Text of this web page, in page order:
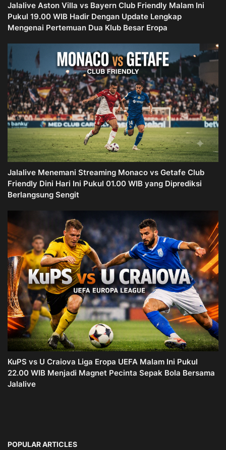
Jalalive Aston Villa vs Bayern Club Friendly Malam Ini
Pukul 19.00 WIB Hadir Dengan Update Lengkap
Mengenai Pertemuan Dua Klub Besar Eropa
Jalalive Menemani Streaming Monaco vs Getafe Club
Friendly Dini Hari Ini Pukul 01.00 WIB yang Diprediksi
Berlangsung Sengit
KuPS vs U Craiova Liga Eropa UEFA Malam Ini Pukul
22.00 WIB Menjadi Magnet Pecinta Sepak Bola Bersama
Jalalive
POPULAR ARTICLES